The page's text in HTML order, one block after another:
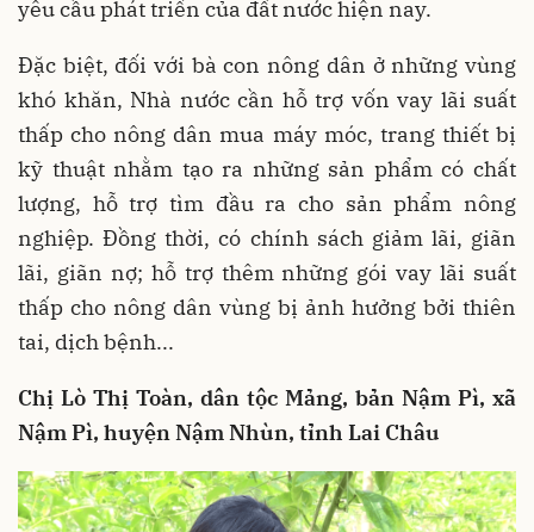
yêu cầu phát triển của đất nước hiện nay.
Đặc biệt, đối với bà con nông dân ở những vùng
khó khăn, Nhà nước cần hỗ trợ vốn vay lãi suất
thấp cho nông dân mua máy móc, trang thiết bị
kỹ thuật nhằm tạo ra những sản phẩm có chất
lượng, hỗ trợ tìm đầu ra cho sản phẩm nông
nghiệp. Đồng thời, có chính sách giảm lãi, giãn
lãi, giãn nợ; hỗ trợ thêm những gói vay lãi suất
thấp cho nông dân vùng bị ảnh hưởng bởi thiên
tai, dịch bệnh...
Chị Lò Thị Toàn, dân tộc Mảng, bản Nậm Pì, xã
Nậm Pì, huyện Nậm Nhùn, tỉnh Lai Châu